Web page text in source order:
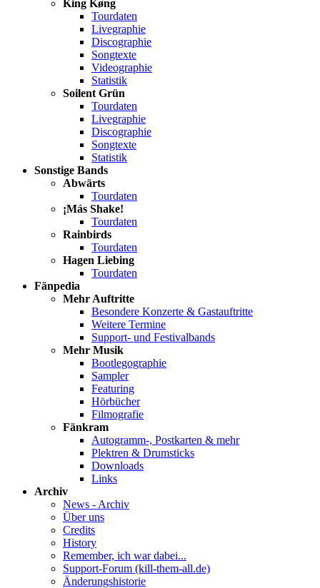
King Køng
Tourdaten
Livegraphie
Discographie
Songtexte
Videographie
Statistik
Soilent Grün
Tourdaten
Livegraphie
Discographie
Songtexte
Statistik
Sonstige Bands
Abwärts
Tourdaten
¡Más Shake!
Tourdaten
Rainbirds
Tourdaten
Hagen Liebing
Tourdaten
Fänpedia
Mehr Auftritte
Besondere Konzerte & Gastauftritte
Weitere Termine
Support- und Festivalbands
Mehr Musik
Bootlegographie
Sampler
Featuring
Hörbücher
Filmografie
Fänkram
Autogramm-, Postkarten & mehr
Plektren & Drumsticks
Downloads
Links
Archiv
News - Archiv
Über uns
Credits
History
Remember, ich war dabei...
Support-Forum (kill-them-all.de)
Änderungshistorie